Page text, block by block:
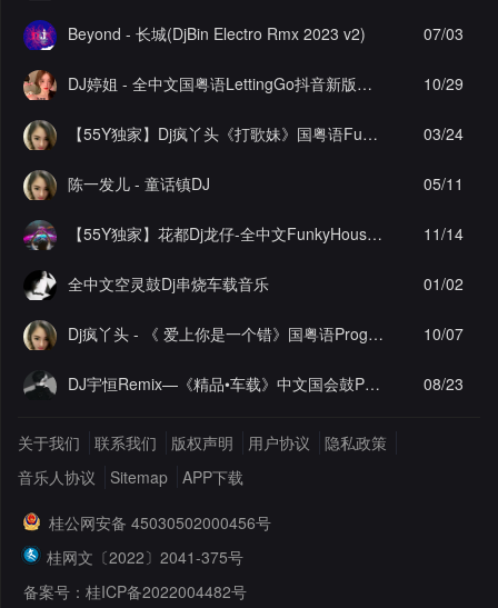
Beyond - 长城(DjBin Electro Rmx 2023 v2) 07/03
DJ婷姐 - 全中文国粤语LettingGo抖音新版慢摇串烧 10/29
【55Y独家】Dj疯丫头《打歌妹》国粤语Funk音乐抖音热播55Y车载串烧 03/24
陈一发儿 - 童话镇DJ 05/11
【55Y独家】花都Dj龙仔-全中文FunkyHouse音乐近期网络流行热播慢摇串烧 11/14
全中文空灵鼓Dj串烧车载音乐 01/02
Dj疯丫头 - 《 爱上你是一个错》国粤语ProgHouse 精选串烧(第一届55Y原创串烧大赛作品） 10/07
DJ宇恒Remix—《精品•车载》中文国会鼓ProgHouse 08/23
关于我们 联系我们 版权声明 用户协议
隐私政策
音乐人协议
Sitemap APP下载
桂公网安备 45030502000456号
桂网文〔2022〕2041-375号
备案号：桂ICP备2022004482号